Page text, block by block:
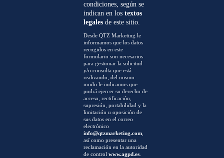
condiciones, según se
indican en lostextos
legales de este sitio.
Desde QTZ Marketing le
informamos que los datos
recogidos en este
formulario son necesarios
para gestionar la solicitud
y/o consulta que está
realizando, del mismo
modo le indicamos que
podrá ejercer su derecho de
acceso, rectificación,
supresión, portabilidad y la
limitación u oposición de
sus datos en el correo
electrónico
info@qtzmarketing.com
así como presentar una
reclamación en la autoridad
de controlwww.agpd.es